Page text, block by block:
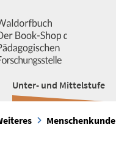
Unter- und Mittelstufe
Menschenkunde